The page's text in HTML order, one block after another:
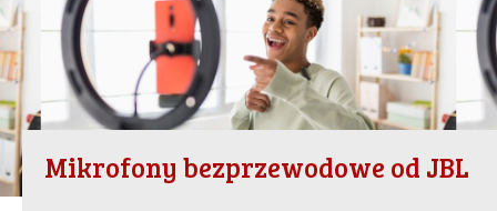
Mikrofony bezprzewodowe od JBL